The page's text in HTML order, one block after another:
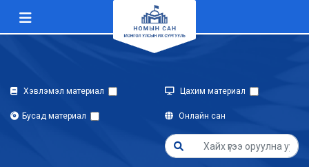
Хэвлэмэл материал Цахим материал
Бусад материал Онлайн сан